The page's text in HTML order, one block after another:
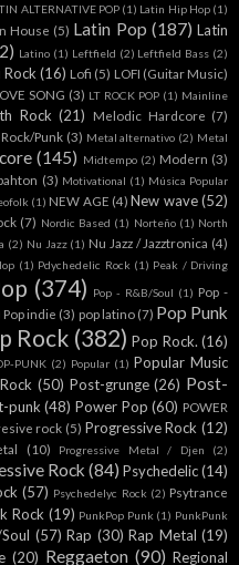
ALTERNATIVE POP (1) Latin Hip Hop (1)
House (5) Latin Pop (187) Latin
Latino (1) Leftfield (2) Leftfield Bass (2)
Rock (16) Lofi (5) LOFI (Guitar Music)
SONG (3) LT ROCK POP (1) Mainline
Rock (21) Melodic Hardcore (7)
Punk (3) Metal alternativo (2) Metal
(145) Midtempo (2) Modern (3)
(3) Motivational (1) Música Popular
(1) NEW AGE (4) New wave (52)
(7) Nordic Based (1) Norteño (1) North
(2) Nu Jazz (1) Nu Jazz / Jazztronica (4)
(1) Pdychedelic Rock (1) Peak / Driving
(374) Pop - R&B/Soul (1) Pop -
Pop indie (3) pop latino (7) Pop Punk
Rock (382) Pop Rock. (16)
PUNK (2) Popular (1) Popular Music
(50) Post-grunge (26) Post-
punk (48) Power Pop (60) POWER
rock (5) Progressive Rock (12)
(10) Progressive Metal / Djen (2)
Rock (84) Psychedelic(14)
(57) Psychedelyc Rock (2) Psytrance
Rock (19) PunkPop Punk (1) PunkPunk
(57) Rap (30) Rap Metal (19)
(20) Reggaeton (90) Regional